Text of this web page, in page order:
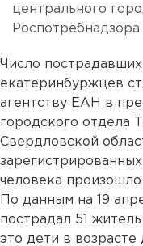
центрального
Число
екатеринбуржцев
агентству ЕАН в
городского отдела
Свердловской
человека
По данным на 19
пострадал 51
это дети в возрасте